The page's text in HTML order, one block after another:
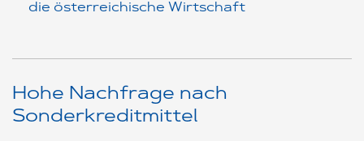
die österreichische Wirtschaft
Hohe Nachfrage nach
Sonderkreditmittel